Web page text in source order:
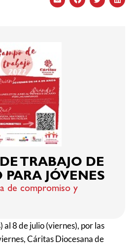
TRABAJO DE
PARA JÓVENES
de compromiso y
al 8 de julio (viernes), por las
Cáritas Diocesana de